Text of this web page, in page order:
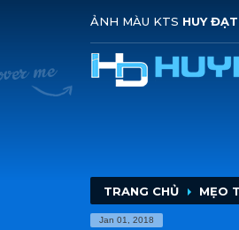
HƯỚNG DẪN
1 click nủtĐẶT
ẢNH MÀU KTS HUY ĐẠT
TRANG CHỦ MẸO
Jan 01, 2018